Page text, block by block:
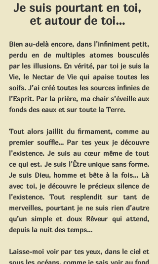
Je suis pourtant en toi,
et autour de toi…
Bien au-delà encore, dans l’infiniment petit,
perdu en de multiples atomes bousculés
par les illusions. En vérité, par toi je suis la
Vie, le Nectar de Vie qui apaise toutes les
soifs. J’ai créé toutes les sources infinies de
l’Esprit. Par la prière, ma chair s’éveille aux
fonds des eaux et sur toute la Terre.
Tout alors jaillit du firmament, comme au
premier souffle… Par tes yeux je découvre
l’existence. Je suis au cœur même de tout
ce qui est. Je suis l’Être unique sans forme.
Je suis Dieu, homme et bête à la fois… Là
avec toi, je découvre le précieux silence de
l’existence. Tout resplendit sur tant de
merveilles, pourtant je ne suis rien d’autre
qu’un simple et doux Rêveur qui attend,
depuis la nuit des temps…
Laisse-moi voir par tes yeux, dans le ciel et